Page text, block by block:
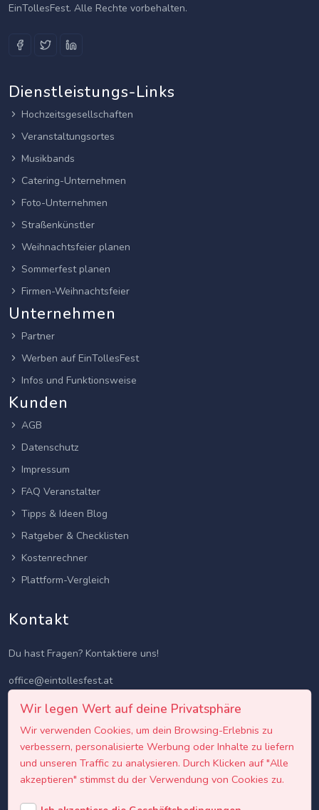
EinTollesFest. Alle Rechte vorbehalten.
Dienstleistungs-Links
Hochzeitsgesellschaften
Veranstaltungsortes
Musikbands
Catering-Unternehmen
Foto-Unternehmen
Straßenkünstler
Weihnachtsfeier planen
Sommerfest planen
Firmen-Weihnachtsfeier
Unternehmen
Partner
Werben auf EinTollesFest
Infos und Funktionsweise
Kunden
AGB
Datenschutz
Impressum
FAQ Veranstalter
Tipps & Ideen Blog
Ratgeber & Checklisten
Kostenrechner
Plattform-Vergleich
Kontakt
Du hast Fragen? Kontaktiere uns!
office@eintollesfest.at
Wir legen Wert auf deine Privatsphäre
Wir verwenden Cookies, um dein Browsing-Erlebnis zu
verbessern, personalisierte Werbung oder Inhalte zu liefern
und unseren Traffic zu analysieren. Durch Klicken auf "Alle
akzeptieren" stimmst du der Verwendung von Cookies zu.